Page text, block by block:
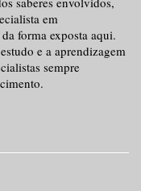
em
forma exposta aqui.
e a aprendizagem
sempre